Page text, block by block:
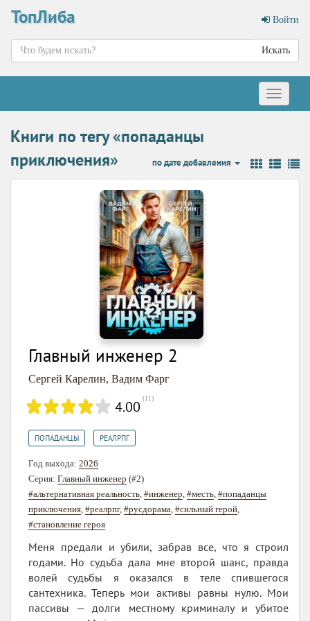
ТопЛиба Войти
Искать
Меню
Книги по тегу «попаданцы
приключения»
по дате добавления
Главный инженер 2
Сергей Карелин, Вадим Фарг
4.00 (11)
ПОПАДАНЦЫ РЕАЛРПГ
Год выхода: 2026
Серия: Главный инженер (#2)
#альтернативная реальность, #инженер, #месть, #попаданцы
приключения, #реалрпг, #русдорама, #сильный герой,
#становление героя
Меня предали и убили, забрав все, что я строил
годами. Но судьба дала мне второй шанс, правда
волей судьбы я оказался в теле спившегося
сантехника. Теперь мои активы равны нулю. Мои
пассивы — долги местному криминалу и убитое